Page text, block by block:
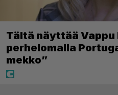
Tältä näyttää Vappu
perhelomalla
mekko”